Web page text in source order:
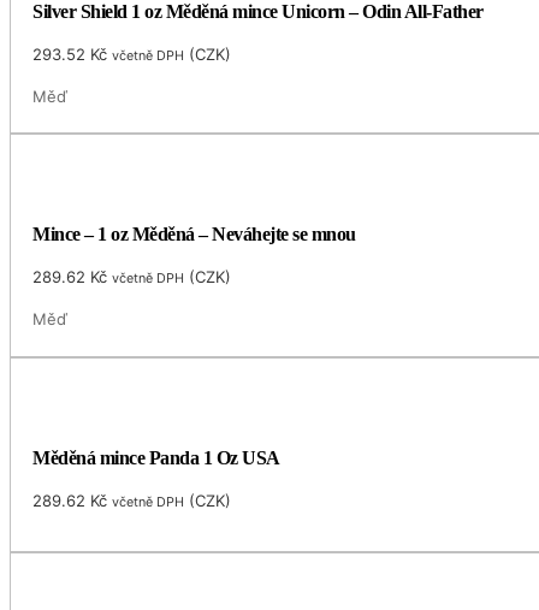
Silver Shield 1 oz Měděná mince Unicorn – Odin All-Father
293.52 Kč včetně DPH (CZK)
Měď
Mince – 1 oz Měděná – Neváhejte se mnou
289.62 Kč včetně DPH (CZK)
Měď
Měděná mince Panda 1 Oz USA
289.62 Kč včetně DPH (CZK)